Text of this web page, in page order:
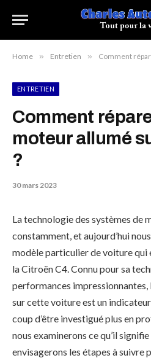
Home » Entretien » Comment réparer
ENTRETIEN
Comment
moteur allumé
?
30 mars 2023
La technologie des systèmes de
constamment, et aujourd’hui
modèle particulier de voiture qui
la Citroën C4. Connu pour sa
performances
sur cette voiture est un
coup d’être investigué plus en
nous examinerons ce qu’il signifie
envisagerons les étapes à suivre